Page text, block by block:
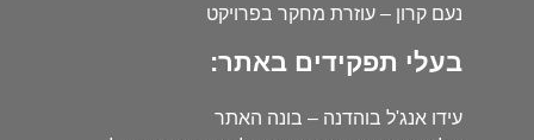
נעם קרון – עוזרת מחקר בפרויקט
בעלי תפקידים באתר:
עידו אנג'ל בוהדנה – בונה האתר